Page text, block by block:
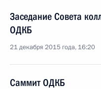
Заседание Совета
ОДКБ
21 декабря 2015 года, 16:20
Саммит ОДКБ